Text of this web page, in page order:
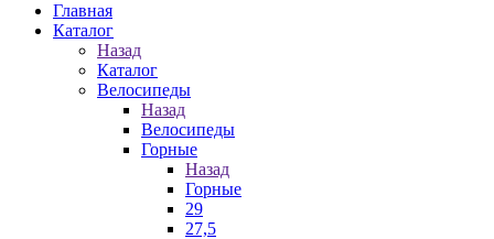
Главная
Каталог
Назад
Каталог
Велосипеды
Назад
Велосипеды
Горные
Назад
Горные
29
27,5